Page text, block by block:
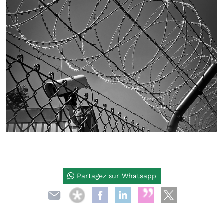
Partagez sur Whatsapp